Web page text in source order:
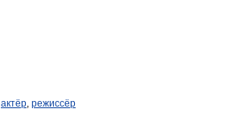
актёр, режиссёр